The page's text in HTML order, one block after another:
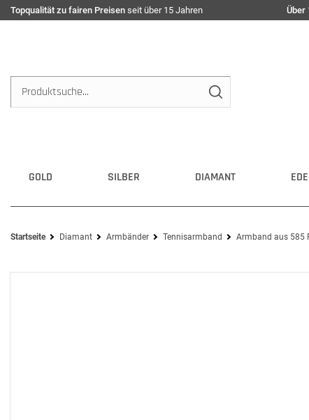
Topqualität zu fairen Preisen seit über 15 Jahren Über
GOLD SILBER DIAMANT
Startseite Diamant Armbänder Tennisarmband Armband aus 585